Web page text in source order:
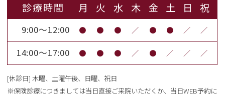
診療時間 月 火 水 木 金 土 日 祝
9:00～12:00 ● ● ● ／ ● ● ／ ／
14:00～17:00 ● ● ● ／ ● ／ ／ ／
[休診日] 木曜、土曜午後、日曜、祝日
※保険診療につきましては当日直接ご来院いただくか、当日WEB予約に